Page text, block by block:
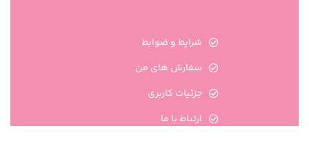
شرایط و ضوابط
سفارش های من
جزئیات کاربری
ارتباط با ما